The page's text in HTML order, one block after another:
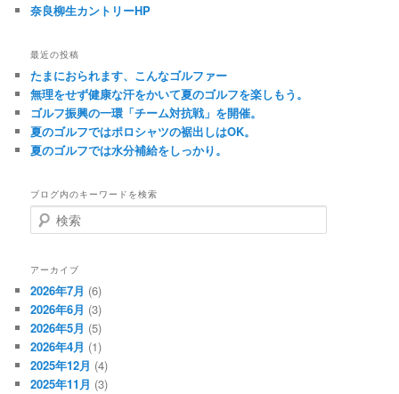
奈良柳生カントリーHP
最近の投稿
たまにおられます、こんなゴルファー
無理をせず健康な汗をかいて夏のゴルフを楽しもう。
ゴルフ振興の一環「チーム対抗戦」を開催。
夏のゴルフではポロシャツの裾出しはOK。
夏のゴルフでは水分補給をしっかり。
ブログ内のキーワードを検索
検
索
アーカイブ
2026年7月 (6)
2026年6月 (3)
2026年5月 (5)
2026年4月 (1)
2025年12月 (4)
2025年11月 (3)